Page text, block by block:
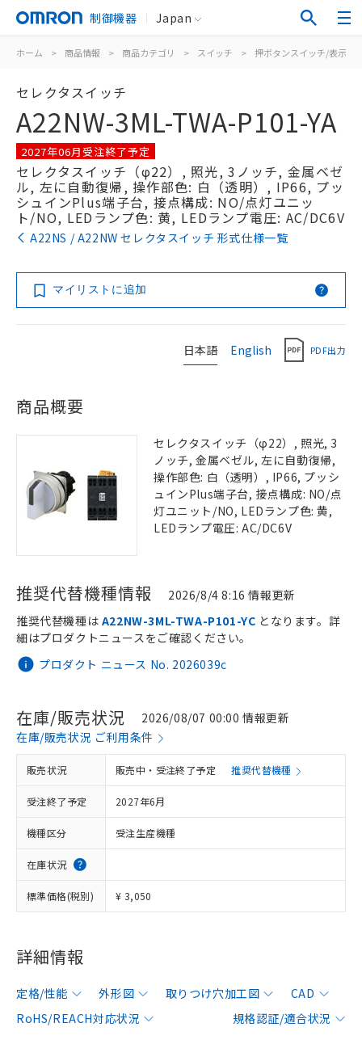
制御機器 Japan
ホーム > 商品情報 > 商品カテゴリ > スイッチ > 押ボタンスイッチ/表示灯
セレクタスイッチ
A22NW-3ML-TWA-P101-YA
2027年06月受注終了予定
セレクタスイッチ（φ22）, 照光, 3ノッチ, 金属ベゼ
ル, 左に自動復帰, 操作部色: 白（透明）, IP66, プッ
シュインPlus端子台, 接点構成: NO/点灯ユニッ
ト/NO, LEDランプ色: 黄, LEDランプ電圧: AC/DC6V
A22NS / A22NW セレクタスイッチ 形式仕様一覧
マイリストに追加
日本語 English PDF出力
商品概要
セレクタスイッチ（φ22）, 照光, 3
ノッチ, 金属ベゼル, 左に自動復帰,
操作部色: 白（透明）, IP66, プッシ
ュインPlus端子台, 接点構成: NO/点
灯ユニット/NO, LEDランプ色: 黄,
LEDランプ電圧: AC/DC6V
推奨代替機種情報 2026/8/4 8:16 情報更新
プロダクト ニュース No. 2026039c
推奨代替機種は A22NW-3ML-TWA-P101-YC となります。詳
細はプロダクトニュースをご確認ください。
在庫/販売状況
2026/08/07 00:00 情報更新
在庫/販売状況 ご利用条件
販売状況 販売中・受注終了予定 推奨代替機種
受注終了予定 2027年6月
機種区分 受注生産機種
在庫状況
標準価格(税別) ¥ 3,050
詳細情報
定格/性能 外形図 取りつけ穴加工図
CAD
RoHS/REACH対応状況
規格認証/適合状況